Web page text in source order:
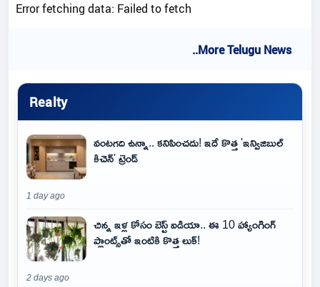
Error fetching data: Failed to fetch
..More Telugu News
Realty
వంటగది ఉన్నా.. కనిపించదు! ఇదే కొత్త 'ఇన్విజిబుల్
కిచెన్' ట్రెండ్
1 day ago
చిన్న ఇళ్ల కోసం బెస్ట్ ఐడియా.. ఈ 10 హ్యాంగింగ్
ప్లాంట్స్‌తో ఇంటికి కొత్త లుక్!
2 days ago